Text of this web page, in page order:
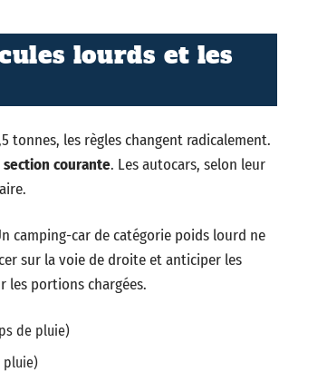
lourds et les
tonnes, les règles changent radicalement.
courante. Les autocars, selon leur
camping-car de catégorie poids lourd ne
sur la voie de droite et anticiper les
les portions chargées.
de pluie)
pluie)